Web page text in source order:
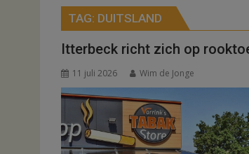
TAG: DUITSLAND
Itterbeck richt zich op
11 juli 2026 Wim de Jonge